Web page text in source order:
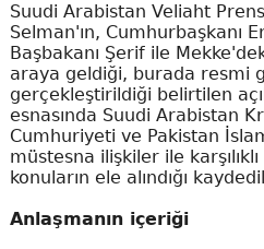
Suudi Arabistan Veliaht
Selman'ın, Cumhurbaşkanı
Başbakanı Şerif ile
araya geldiği, burada resmi
gerçekleştirildiği belirtilen
esnasında Suudi Arabistan
Cumhuriyeti ve Pakistan
müstesna ilişkiler ile
konuların ele alındığı
Anlaşmanın içeriği